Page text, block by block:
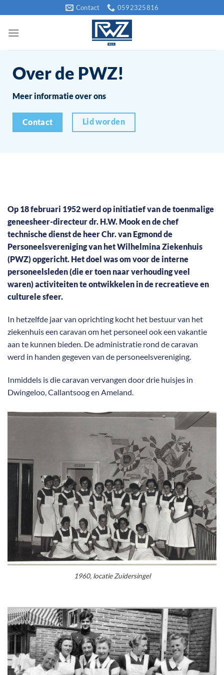
naar
inhoud
Contact 0592325816
Over de PWZ!
Meer informatie over ons
Contact Lid worden
Op 18 februari 1952 werd op initiatief van de toenmalige
geneesheer-directeur dr. H.W. Mook en de chef
technische dienst de heer Chr. van Egmond de
Personeelsvereniging van het Wilhelmina Ziekenhuis
(PWZ) opgericht. Het doel was om voor de interne
personeelsleden (die er toen naar verhouding veel
waren) activiteiten te ontwikkelen in de recreatieve en
culturele sfeer.
In hetzelfde jaar van oprichting kocht het bestuur van het
ziekenhuis een caravan om het personeel ook een vakantie
aan te kunnen bieden. De administratie rond de caravan
werd in handen gegeven van de personeelsvereniging.
Inmiddels is die caravan vervangen door drie huisjes in
Dwingeloo, Callantsoog en Ameland.
1960, locatie Zuidersingel